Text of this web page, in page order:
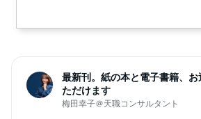
最新刊。紙の本と電子書籍、お
ただけます
梅田幸子＠天職コンサルタント